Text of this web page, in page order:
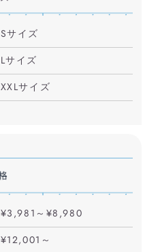
Sサイズ
Lサイズ
XXLサイズ
¥3,981～¥8,980
¥12,001～